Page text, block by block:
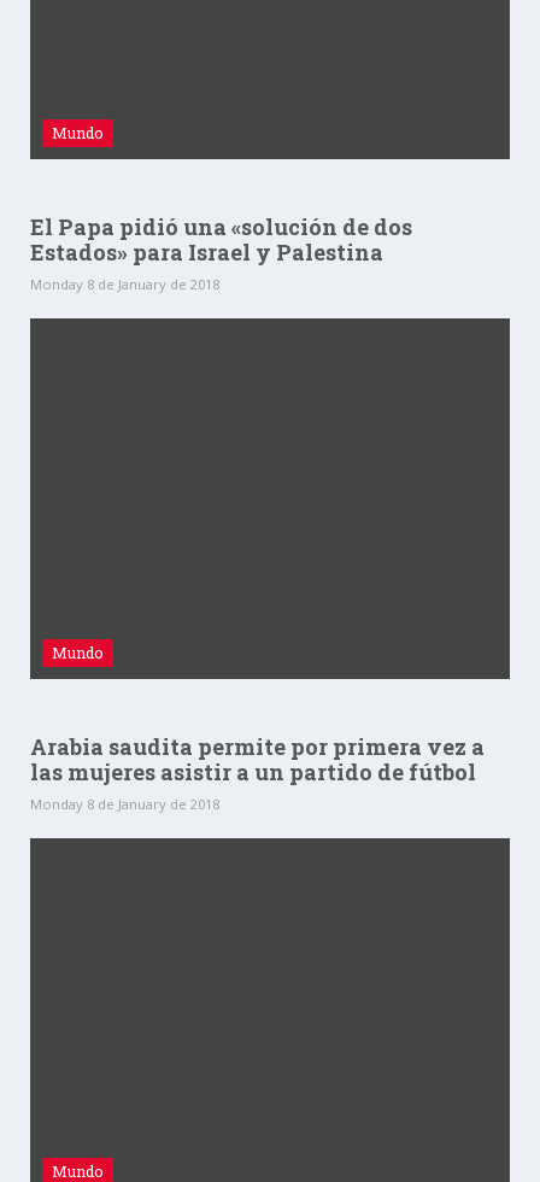
Mundo
El Papa pidió una «solución de dos
Estados» para Israel y Palestina
Monday 8 de January de 2018
Mundo
Arabia saudita permite por primera vez a
las mujeres asistir a un partido de fútbol
Monday 8 de January de 2018
Mundo